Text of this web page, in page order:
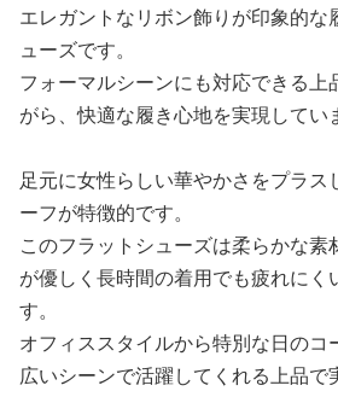
エレガントなリボン飾りが印象的な
ューズです。
フォーマルシーンにも対応できる上
がら、快適な履き心地を実現してい
足元に女性らしい華やかさをプラス
ーフが特徴的です。
このフラットシューズは柔らかな素
が優しく長時間の着用でも疲れにく
す。
オフィススタイルから特別な日のコ
広いシーンで活躍してくれる上品で